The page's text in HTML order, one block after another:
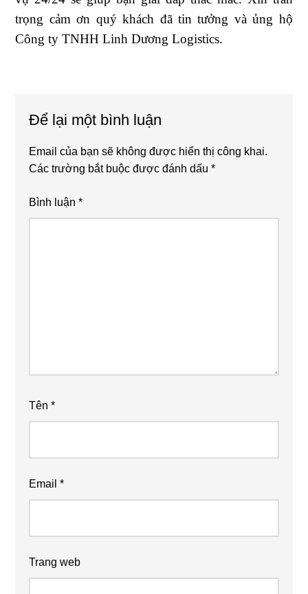
trọng cảm ơn quý khách đã tin tưởng và ủng hộ
Công ty TNHH Linh Dương Logistics.
Interactions
Để lại một bình luận
Email của bạn sẽ không được hiển thị công khai.
Các trường bắt buộc được đánh dấu*
Bình luận*
Tên*
Email*
Trang web